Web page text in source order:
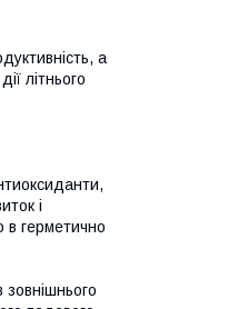
а
літнього
і
в герметично